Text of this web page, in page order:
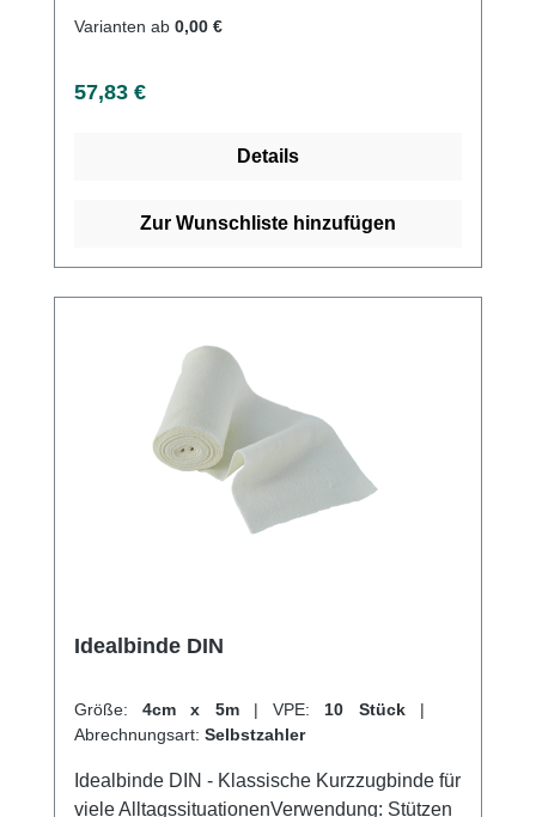
der Phlebologie und Lymphologie macht. Die
Baumwollstruktur sorgt für angenehmen
sowohl zur prä-, intra- und postoperativen
und Entlasten bei Distorsionen, Kontusionen
ihre hohe Qualität und Vielseitigkeit ist die
Idealbinde BMP ein unverzichtbares
Hilfsmittel im medizinischen Alltag. Weitere
Informationen des Herstellers Kaufen Sie jetzt
Idealbinde BMP online bei uns und profitieren
Sie von unserem schnellen Versand und
unserem hervorragenden Kundenservice.
Varianten ab 0,00 €
Regulärer Preis:
57,83 €
Details
Zur Wunschliste hinzufügen
Idealbinde DIN
Größe: 4cm x 5m | VPE: 10 Stück |
Abrechnungsart: Selbstzahler
Idealbinde DIN - Klassische Kurzzugbinde für
viele AlltagssituationenVerwendung: Stützen